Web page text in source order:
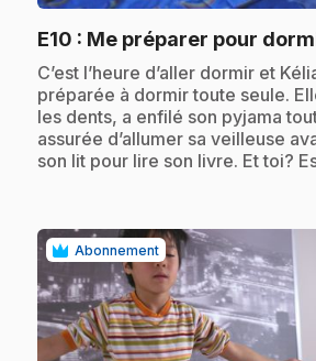
E10 : Me préparer pour
.C’est l’heure d’aller dormir et
préparée à dormir toute seule.
les dents, a enfilé son pyjama
assurée d’allumer sa veilleuse
son lit pour lire son livre. Et toi?
Abonnement